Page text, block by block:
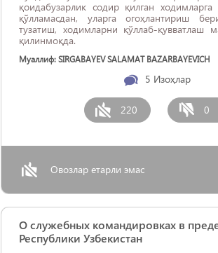
қоидабузарлик содир қилган
қўлламасдан, уларга огоҳлантириш
тузатиш, ходимларни қўллаб-қувватлаш
қилинмоқда.
Муаллиф: SIRGABAYEV SALAMAT BAZARBAYEVICH
5 Изоҳлар
220 0
Овозлар етарли эмас
О служебных командировках в
Республики Узбекистан